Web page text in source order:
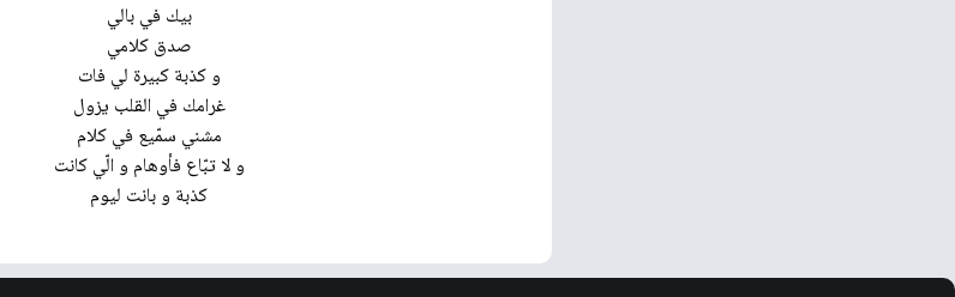
بيك في بالي
صدق كلامي
و كذبة كبيرة لي فات
غرامك في القلب يزول
مشني سمّيع في كلام
و لا تبّاع فأوهام و الّي كانت
كذبة و بانت ليوم